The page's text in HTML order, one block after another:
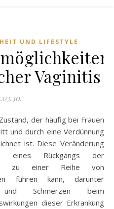
UND LIFESTYLE
Vaginitis
und durch eine Verdünnung
ist. Diese Veränderung
Rückgangs der
zu einer Reihe von
führen kann, darunter
und Schmerzen beim
dieser Erkrankung